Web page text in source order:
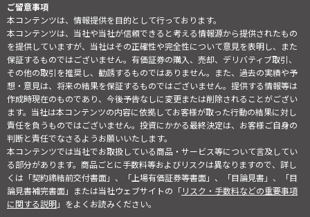
ご留意事項
本コンテンツは、情報提供を目的として行っております。
本コンテンツは、当社や当社が信頼できると考える情報源から提供されたもの
を提供していますが、当社はその正確性や完全性について意見を表明し、また
保証するものではございません。有価証券の購入、売却、デリバティブ取引、
その他の取引を推奨し、勧誘するものではありません。また、過去の実績や予
想・意見は、将来の結果を保証するものではございません。提供する情報等は
作成時現在のものであり、今後予告なしに変更または削除されることがござい
ます。当社は本コンテンツの内容に依拠してお客様が取った行動の結果に対し
責任を負うものではございません。投資にかかる最終決定は、お客様ご自身の
判断と責任でなさるようお願いいたします。
本コンテンツでは当社でお取扱している商品・サービス等について言及してい
る部分があります。商品ごとに手数料等およびリスクは異なりますので、詳し
くは「契約締結前交付書面」、「上場有価証券等書面」、「目論見書」、「目
論見書補完書面」または当社ウェブサイトの「リスク・手数料などの重要事項
に関する説明」をよくお読みください。